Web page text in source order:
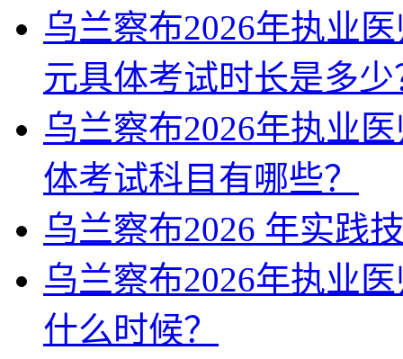
乌兰察布2026年执业
元具体考试时长是多少
乌兰察布2026年执业
体考试科目有哪些？
乌兰察布2026 年实践
乌兰察布2026年执业
什么时候？